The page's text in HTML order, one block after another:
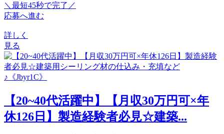
＼最短45秒で完了／
応募へ進む
詳しく
見る
【20~40代活躍中】【月収30万円可×年
休126日】製造経験者必見☆建築...